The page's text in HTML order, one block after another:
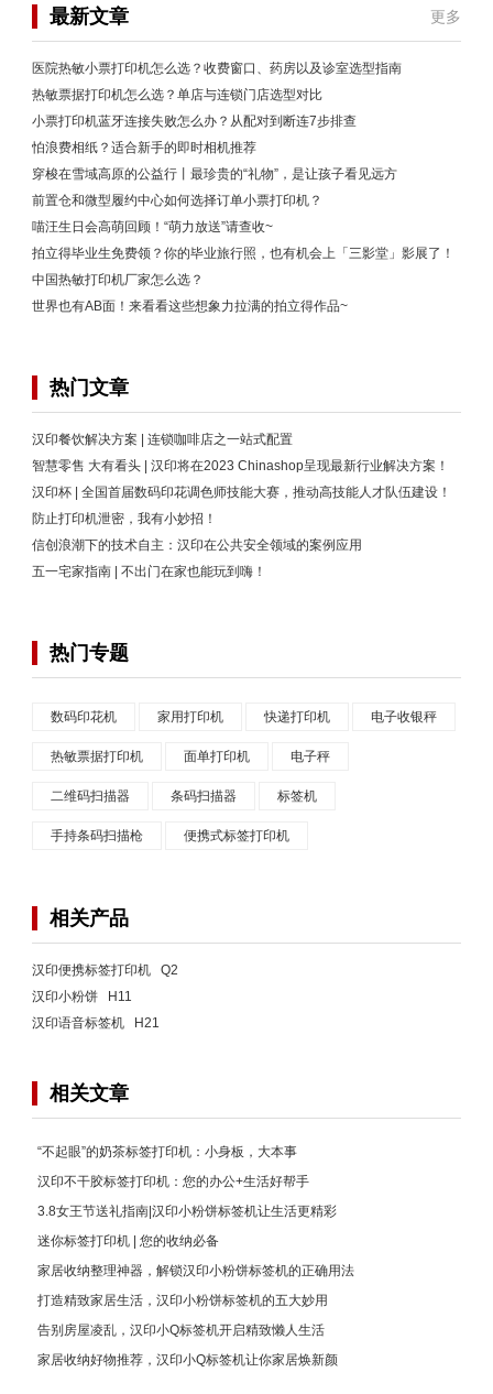
最新文章 更多
医院热敏小票打印机怎么选？收费窗口、药房以及诊室选型指南
热敏票据打印机怎么选？单店与连锁门店选型对比
小票打印机蓝牙连接失败怎么办？从配对到断连7步排查
怕浪费相纸？适合新手的即时相机推荐
穿梭在雪域高原的公益行丨最珍贵的“礼物”，是让孩子看见远方
前置仓和微型履约中心如何选择订单小票打印机？
喵汪生日会高萌回顾！“萌力放送”请查收~
拍立得毕业生免费领？你的毕业旅行照，也有机会上「三影堂」影展了！
中国热敏打印机厂家怎么选？
世界也有AB面！来看看这些想象力拉满的拍立得作品~
热门文章
汉印餐饮解决方案 | 连锁咖啡店之一站式配置
智慧零售 大有看头 | 汉印将在2023 Chinashop呈现最新行业解决方案！
汉印杯 | 全国首届数码印花调色师技能大赛，推动高技能人才队伍建设！
防止打印机泄密，我有小妙招！
信创浪潮下的技术自主：汉印在公共安全领域的案例应用
五一宅家指南 | 不出门在家也能玩到嗨！
热门专题
数码印花机 家用打印机 快递打印机 电子收银秤
热敏票据打印机 面单打印机 电子秤
二维码扫描器 条码扫描器 标签机
手持条码扫描枪 便携式标签打印机
相关产品
汉印便携标签打印机 Q2
汉印小粉饼 H11
汉印语音标签机 H21
相关文章
“不起眼”的奶茶标签打印机：小身板，大本事
汉印不干胶标签打印机：您的办公+生活好帮手
3.8女王节送礼指南|汉印小粉饼标签机让生活更精彩
迷你标签打印机 | 您的收纳必备
家居收纳整理神器，解锁汉印小粉饼标签机的正确用法
打造精致家居生活，汉印小粉饼标签机的五大妙用
告别房屋凌乱，汉印小Q标签机开启精致懒人生活
家居收纳好物推荐，汉印小Q标签机让你家居焕新颜